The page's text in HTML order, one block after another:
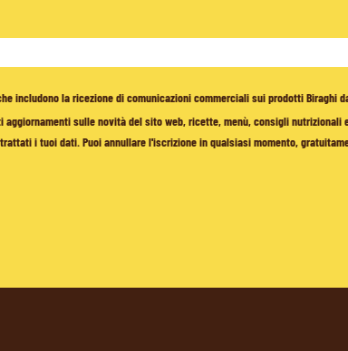
includono la ricezione di comunicazioni commerciali sui prodotti Biraghi
sulle novità del sito web, ricette, menù, consigli nutrizionali
i tuoi dati. Puoi annullare l'iscrizione in qualsiasi momento,